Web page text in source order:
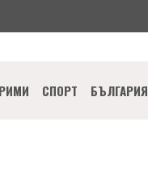
СПОРТ БЪЛГАРИЯ